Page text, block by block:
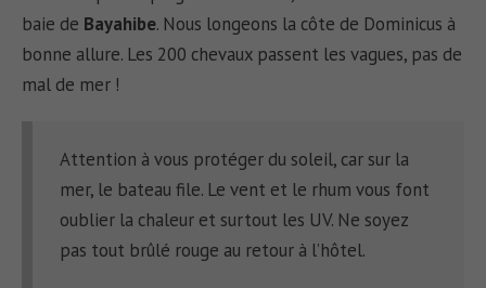
baie de Bayahibe. Nous longeons la côte de Dominicus à
bonne allure. Les 200 chevaux passent les vagues, pas de
mal de mer !
Attention à vous protéger du soleil, car sur la
mer, le bateau file. Le vent et le rhum vous font
oublier la chaleur et surtout les UV. Ne soyez
pas tout brûlé rouge au retour à l’hôtel.